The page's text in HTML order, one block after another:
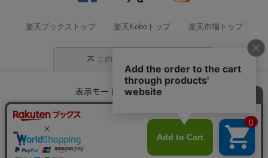
楽天ブックストップ 楽天Koboトップ 楽天市場トップ
このページの先頭に戻る
表示モード モバイル
企業情報 個人情報保護方針